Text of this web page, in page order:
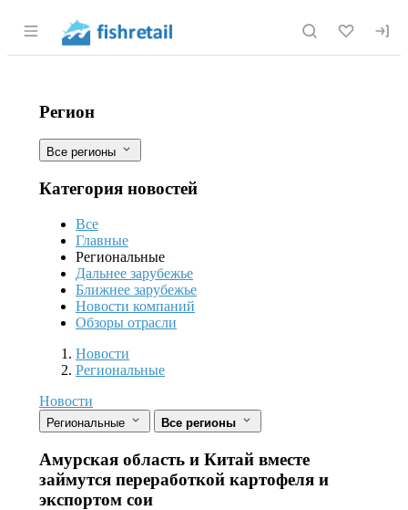
Раздел навигации по сайту fishretail.ru
Амурская область и Китай вместе
Фильтры
Регион
Все регионы
Категория новостей
Все
Главные
Региональные
Дальнее зарубежье
Ближнее зарубежье
Новости компаний
Обзоры отрасли
Новости
Разделы
Новости
Региональные
Новости
Региональные Все регионы
Амурская область и Китай вместе
займутся переработкой картофеля и
экспортом сои